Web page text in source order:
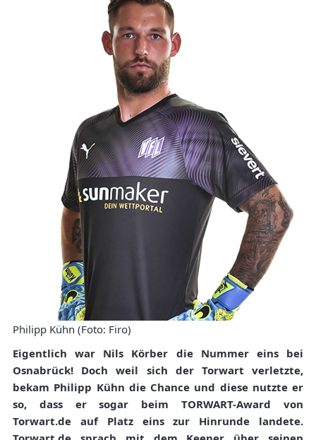
Philipp Kühn (Foto: Firo)
Eigentlich war Nils Körber die Nummer eins bei
Osnabrück! Doch weil sich der Torwart verletzte,
bekam Philipp Kühn die Chance und diese nutzte er
so, dass er sogar beim TORWART-Award von
Torwart.de auf Platz eins zur Hinrunde landete.